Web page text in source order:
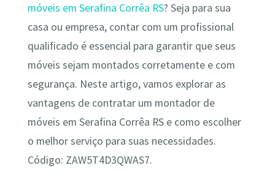
móveis em Serafina Corrêa RS? Seja para sua
casa ou empresa, contar com um profissional
qualificado é essencial para garantir que seus
móveis sejam montados corretamente e com
segurança. Neste artigo, vamos explorar as
vantagens de contratar um montador de
móveis em Serafina Corrêa RS e como escolher
o melhor serviço para suas necessidades.
Código: ZAW5T4D3QWAS7.